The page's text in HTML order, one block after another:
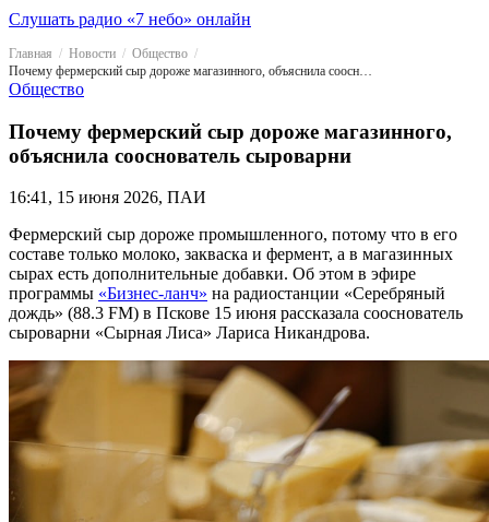
Слушать радио «7 небо» онлайн
Главная Новости
Общество
Почему фермерский сыр дороже магазинного, объяснила сооснователь сыроварни
Общество
Почему фермерский сыр дороже магазинного,
объяснила сооснователь сыроварни
16:41, 15 июня 2026, ПАИ
Фермерский сыр дороже промышленного, потому что в его
составе только молоко, закваска и фермент, а в магазинных
сырах есть дополнительные добавки. Об этом в эфире
программы «Бизнес-ланч» на радиостанции «Серебряный
дождь» (88.3 FM) в Пскове 15 июня рассказала сооснователь
сыроварни «Сырная Лиса» Лариса Никандрова.